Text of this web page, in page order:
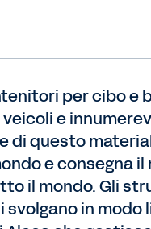
per cibo
e
di questo
e consegna il
il mondo. Gli
in